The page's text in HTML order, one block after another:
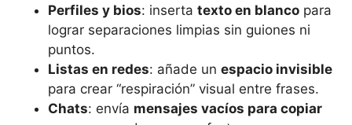
Perfiles y bios: inserta texto en blanco para
lograr separaciones limpias sin guiones ni
puntos.
Listas en redes: añade un espacio invisible
para crear “respiración” visual entre frases.
Chats: envía mensajes vacíos para copiar